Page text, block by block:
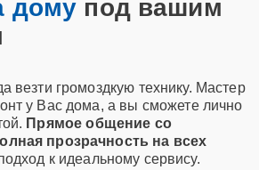
дому под вашим
везти громоздкую технику. Мастер
у Вас дома, а вы сможете лично
Прямое общение со
прозрачность на всех
к идеальному сервису.